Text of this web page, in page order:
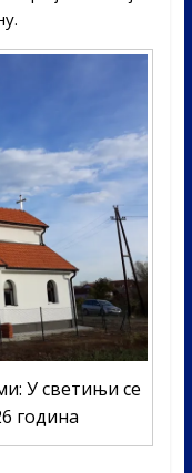
У светињи се
година